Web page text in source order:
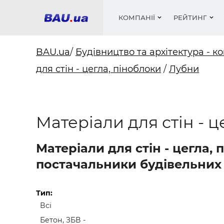
КОМПАНІЇ
Фарби,
РЕЙТИНГ
Фарби,
BAU.ua/ Будівництво та архітектура -
для стін - цегла, піноблоки / Лубни
Матеріали для стін -
Матеріали для стін -
постачальники будівельних
Тип:
Всі
Бетон, ЗБВ -